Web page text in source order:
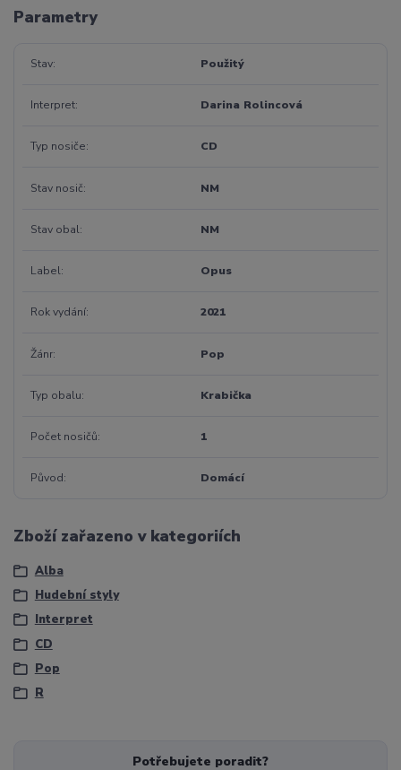
Parametry
Stav Použitý
Interpret Darina Rolincová
Typ nosiče CD
Stav nosič NM
Stav obal NM
Label Opus
Rok vydání 2021
Žánr Pop
Typ obalu Krabička
Počet nosičů 1
Původ Domácí
Zboží zařazeno v kategoriích
Alba
Hudební styly
Interpret
CD
Pop
R
Potřebujete poradit?